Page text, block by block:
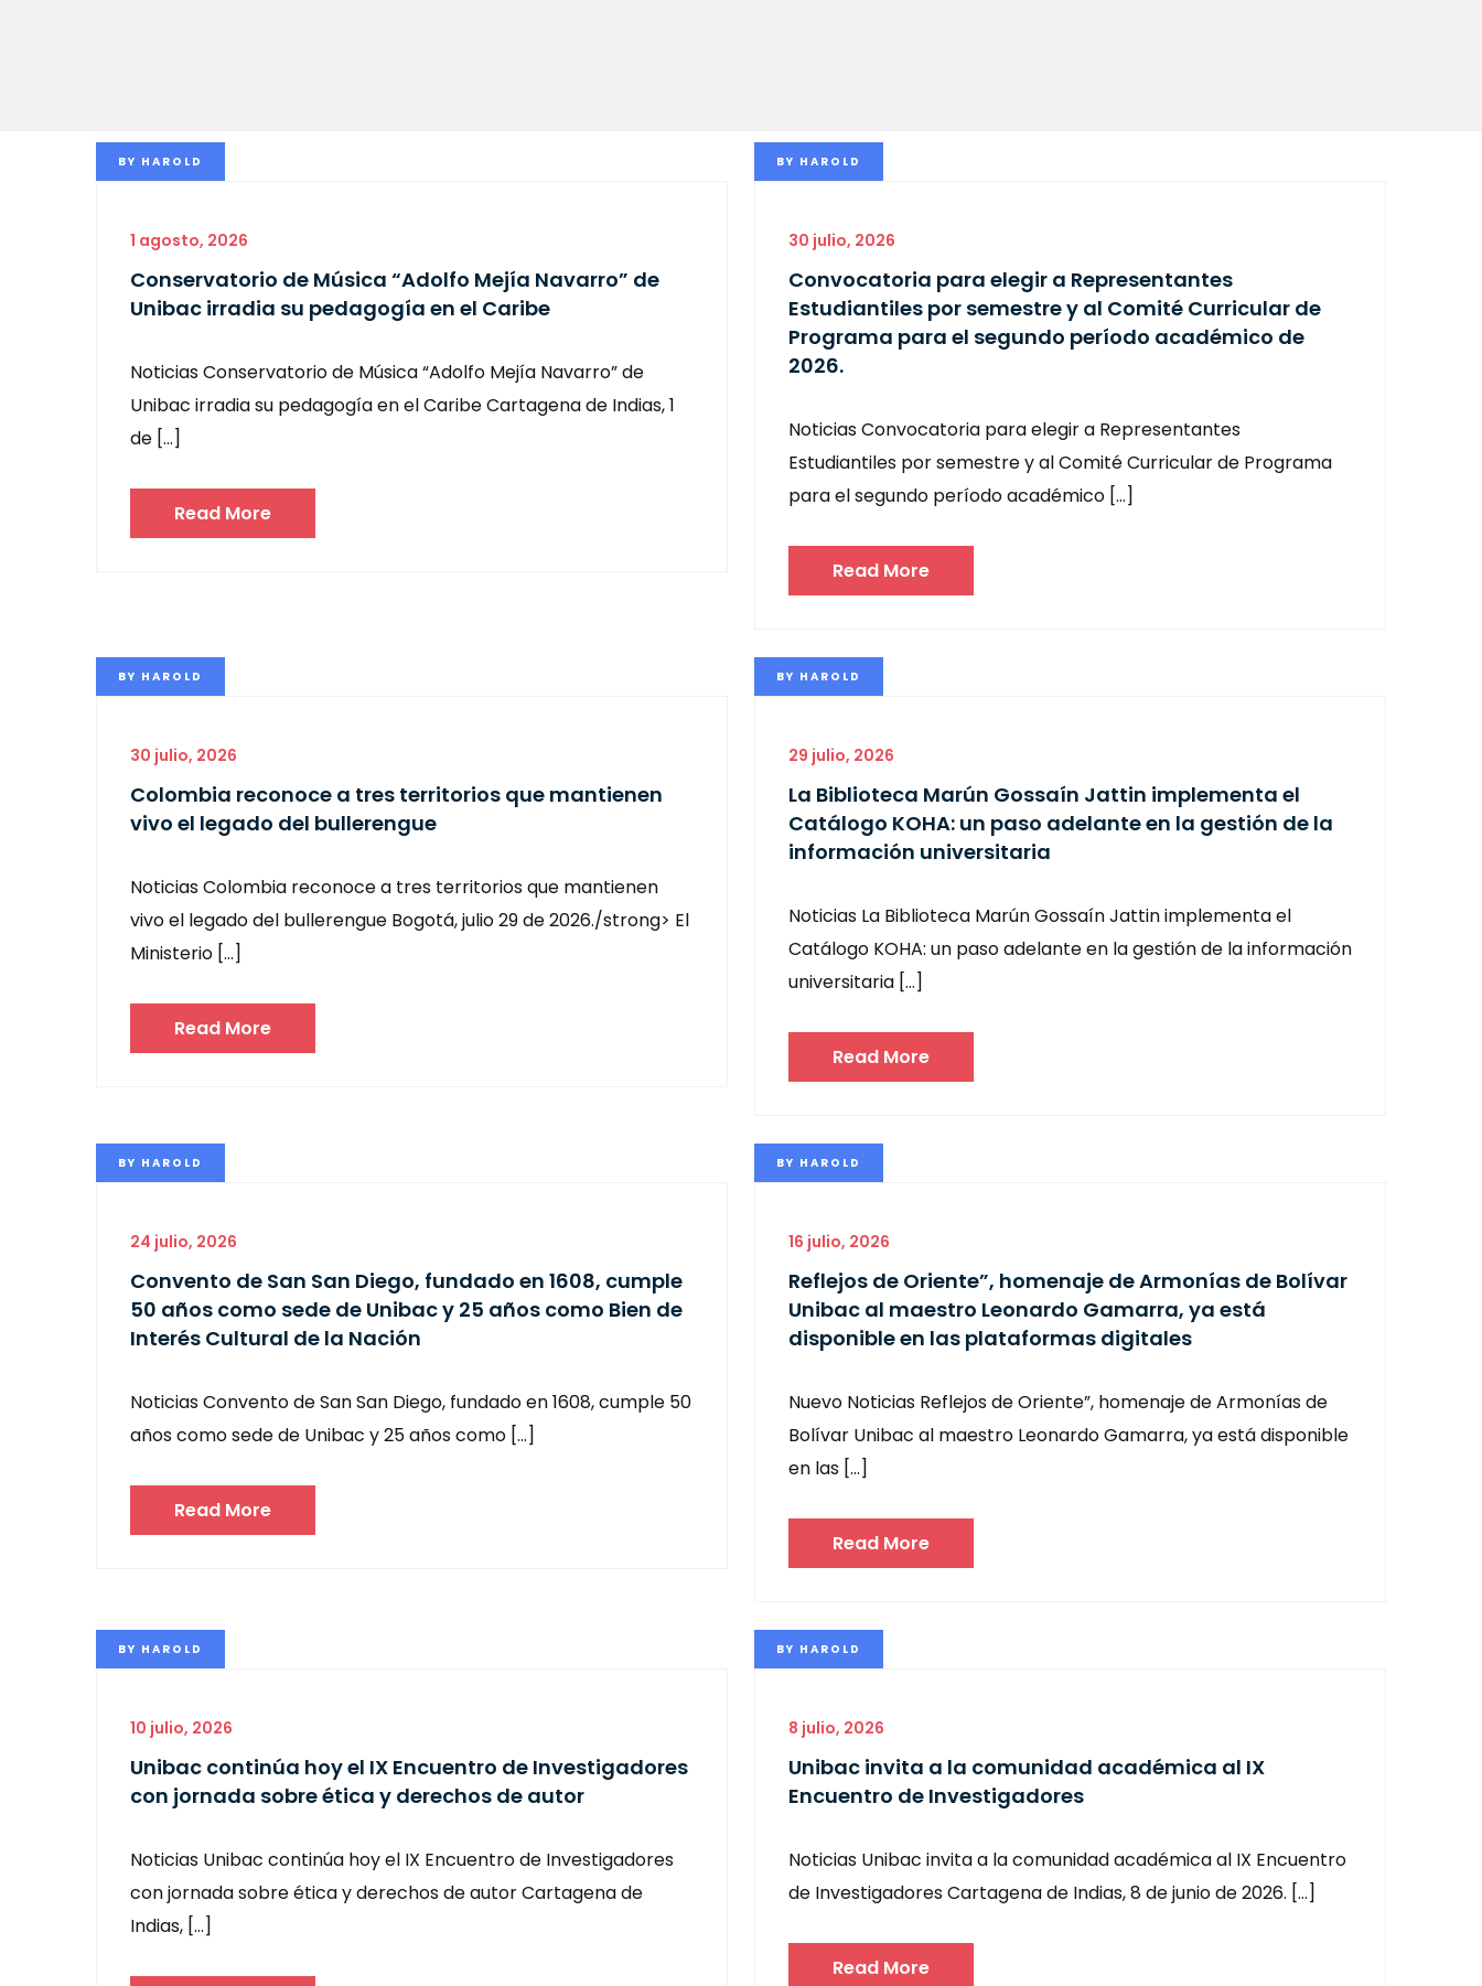
BY HAROLD
1 agosto, 2026
Conservatorio de Música “Adolfo Mejía Navarro” de
Unibac irradia su pedagogía en el Caribe
Noticias Conservatorio de Música “Adolfo Mejía Navarro” de
Unibac irradia su pedagogía en el Caribe Cartagena de Indias, 1
de […]
Read More
BY HAROLD
30 julio, 2026
Convocatoria para elegir a Representantes
Estudiantiles por semestre y al Comité Curricular de
Programa para el segundo período académico de
2026.
Noticias Convocatoria para elegir a Representantes
Estudiantiles por semestre y al Comité Curricular de Programa
para el segundo período académico […]
Read More
BY HAROLD
30 julio, 2026
Colombia reconoce a tres territorios que mantienen
vivo el legado del bullerengue
Noticias Colombia reconoce a tres territorios que mantienen
vivo el legado del bullerengue Bogotá, julio 29 de 2026./strong> El
Ministerio […]
Read More
BY HAROLD
29 julio, 2026
La Biblioteca Marún Gossaín Jattin implementa el
Catálogo KOHA: un paso adelante en la gestión de la
información universitaria
Noticias La Biblioteca Marún Gossaín Jattin implementa el
Catálogo KOHA: un paso adelante en la gestión de la información
universitaria […]
Read More
BY HAROLD
24 julio, 2026
Convento de San San Diego, fundado en 1608, cumple
50 años como sede de Unibac y 25 años como Bien de
Interés Cultural de la Nación
Noticias Convento de San San Diego, fundado en 1608, cumple 50
años como sede de Unibac y 25 años como […]
Read More
BY HAROLD
16 julio, 2026
Reflejos de Oriente”, homenaje de Armonías de Bolívar
Unibac al maestro Leonardo Gamarra, ya está
disponible en las plataformas digitales
Nuevo Noticias Reflejos de Oriente”, homenaje de Armonías de
Bolívar Unibac al maestro Leonardo Gamarra, ya está disponible
en las […]
Read More
BY HAROLD
10 julio, 2026
Unibac continúa hoy el IX Encuentro de Investigadores
con jornada sobre ética y derechos de autor
Noticias Unibac continúa hoy el IX Encuentro de Investigadores
con jornada sobre ética y derechos de autor Cartagena de
Indias, […]
BY HAROLD
8 julio, 2026
Unibac invita a la comunidad académica al IX
Encuentro de Investigadores
Noticias Unibac invita a la comunidad académica al IX Encuentro
de Investigadores Cartagena de Indias, 8 de junio de 2026. […]
Read More